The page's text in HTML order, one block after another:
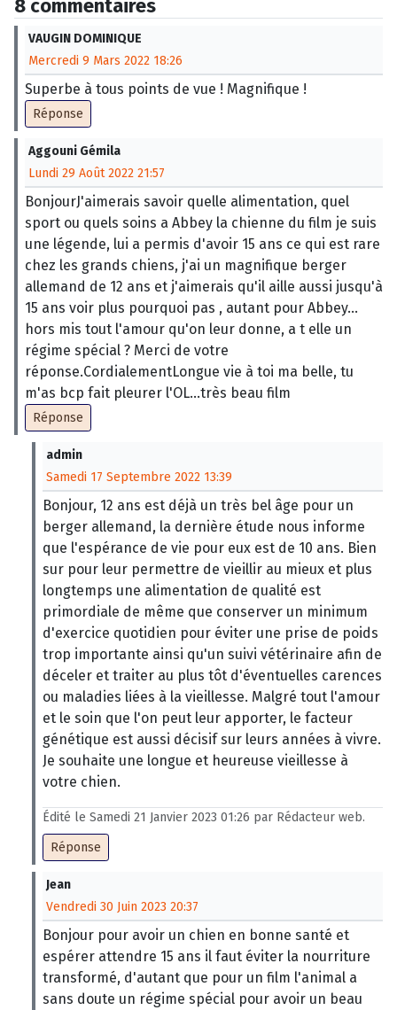
8 commentaires
VAUGIN DOMINIQUE
Mercredi 9 Mars 2022 18:26
Superbe à tous points de vue ! Magnifique !
Réponse
Aggouni Gémila
Lundi 29 Août 2022 21:57
BonjourJ'aimerais savoir quelle alimentation, quel
sport ou quels soins a Abbey la chienne du film je suis
une légende, lui a permis d'avoir 15 ans ce qui est rare
chez les grands chiens, j'ai un magnifique berger
allemand de 12 ans et j'aimerais qu'il aille aussi jusqu'à
15 ans voir plus pourquoi pas , autant pour Abbey...
hors mis tout l'amour qu'on leur donne, a t elle un
régime spécial ? Merci de votre
réponse.CordialementLongue vie à toi ma belle, tu
m'as bcp fait pleurer l'OL...très beau film
Réponse
admin
Samedi 17 Septembre 2022 13:39
Bonjour, 12 ans est déjà un très bel âge pour un
berger allemand, la dernière étude nous informe
que l'espérance de vie pour eux est de 10 ans. Bien
sur pour leur permettre de vieillir au mieux et plus
longtemps une alimentation de qualité est
primordiale de même que conserver un minimum
d'exercice quotidien pour éviter une prise de poids
trop importante ainsi qu'un suivi vétérinaire afin de
déceler et traiter au plus tôt d'éventuelles carences
ou maladies liées à la vieillesse. Malgré tout l'amour
et le soin que l'on peut leur apporter, le facteur
génétique est aussi décisif sur leurs années à vivre.
Je souhaite une longue et heureuse vieillesse à
votre chien.
Édité le Samedi 21 Janvier 2023 01:26 par Rédacteur web.
Réponse
Jean
Vendredi 30 Juin 2023 20:37
Bonjour pour avoir un chien en bonne santé et
espérer attendre 15 ans il faut éviter la nourriture
transformé, d'autant que pour un film l'animal a
sans doute un régime spécial pour avoir un beau